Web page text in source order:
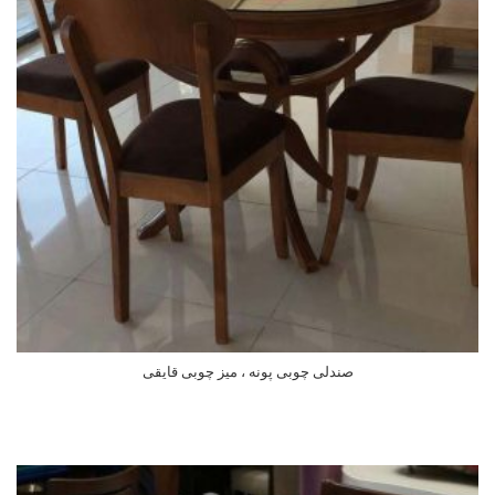
صندلی چوبی پونه ، میز چوبی قایقی
اطلاعات بیشتر